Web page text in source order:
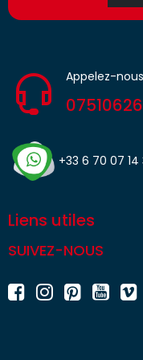
Appelez-
+33 6 70 07 14
Liens utiles
SUIVEZ-NOUS